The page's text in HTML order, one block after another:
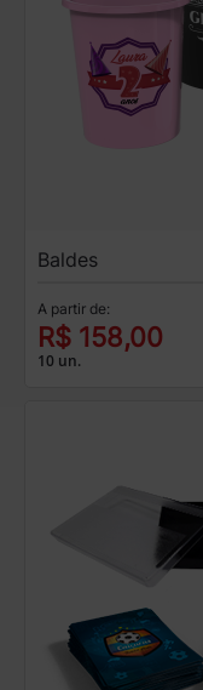
Baldes
A partir de:
R$ 158,00
10 un.